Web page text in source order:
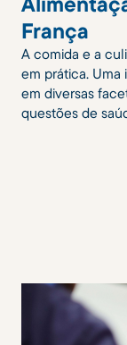
França
A comida e a
em prática. Uma
em diversas
questões de